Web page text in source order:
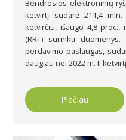
Bendrosios elektroninių
ketvirtį sudarė 211,4
ketvirčiu, išaugo 4,8 proc.,
(RRT) surinkti
perdavimo paslaugas,
daugiau nei 2022 m. II
Plačiau